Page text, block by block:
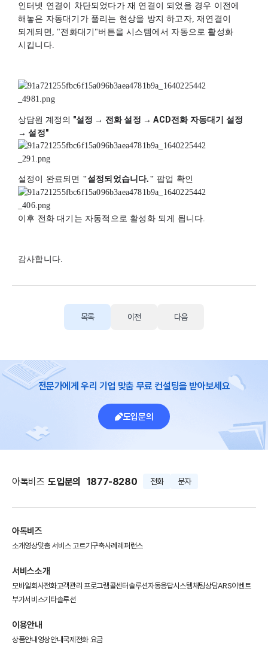
인터넷 연결이 차단되었다가 재 연결이 되었을 경우 이전에
해놓은 자동대기가 풀리는 현상을 방지 하고자, 재연결이
되게되면, "전화대기"버튼을 시스템에서 자동으로 활성화
시킵니다.
상담원 계정의 "설정 → 전화 설정 → ACD전화 자동대기 설정
→ 설정"
설정이 완료되면 "설정되었습니다." 팝업 확인
이후 전화 대기는 자동적으로 활성화 되게 됩니다.
감사합니다.
목록 이전 다음
전문가에게 우리 기업 맞춤 무료 컨설팅을 받아보세요
도입문의
아톡비즈 도입문의 1877-8280 전화 문자
아톡비즈
소개영상맞춤 서비스 고르기구축사례 레퍼런스
서비스소개
모바일회사전화고객관리 프로그램콜센터솔루션자동응답시스템채팅상담ARS이벤트
부가서비스기타솔루션
이용안내
상품안내 영상안내국제전화 요금